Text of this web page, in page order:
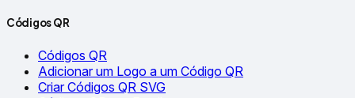
Códigos QR
Códigos QR
Adicionar um Logo a um Código QR
Criar Códigos QR SVG